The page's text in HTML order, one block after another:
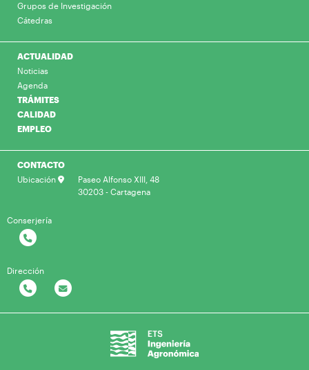
Grupos de Investigación
Cátedras
ACTUALIDAD
Noticias
Agenda
TRÁMITES
CALIDAD
EMPLEO
CONTACTO
Ubicación
Paseo Alfonso XIII, 48
30203 - Cartagena
Conserjería
Dirección